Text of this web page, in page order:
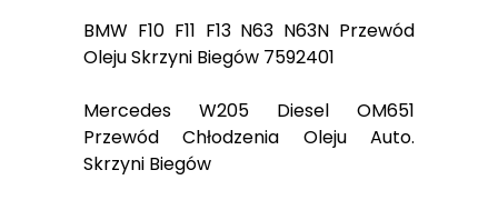
BMW F10 F11 F13 N63 N63N Przewód
Oleju Skrzyni Biegów 7592401
Mercedes W205 Diesel OM651
Przewód Chłodzenia Oleju Auto.
Skrzyni Biegów